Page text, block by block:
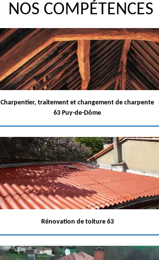
NOS COMPÉTENCES
Charpentier, traitement et changement de charpente
63 Puy-de-Dôme
Rénovation de toiture 63